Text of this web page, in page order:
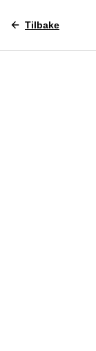
Tilbake